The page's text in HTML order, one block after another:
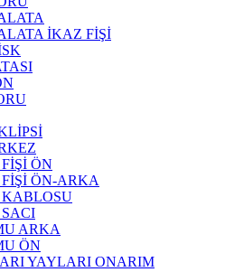
İKAZ FİŞİ
ÖN
ÖN-ARKA
ARKA
ÖN
YAYLARI ONARIM